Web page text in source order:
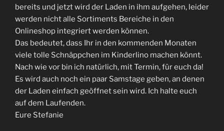
bereits und jetzt wird der Laden in ihm aufgehen, leider
werden nicht alle Sortiments Bereiche in den
Onlineshop integriert werden können.
Das bedeutet, dass Ihr in den kommenden Monaten
viele tolle Schnäppchen im Kinderlino machen könnt.
Nach wie vor bin ich natürlich, mit Termin, für euch da!
Es wird auch noch ein paar Samstage geben, an denen
der Laden einfach geöffnet sein wird. Ich halte euch
auf dem Laufenden.
Eure Stefanie